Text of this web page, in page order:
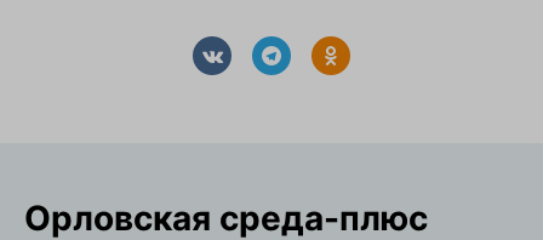
Орловская cреда-плюс